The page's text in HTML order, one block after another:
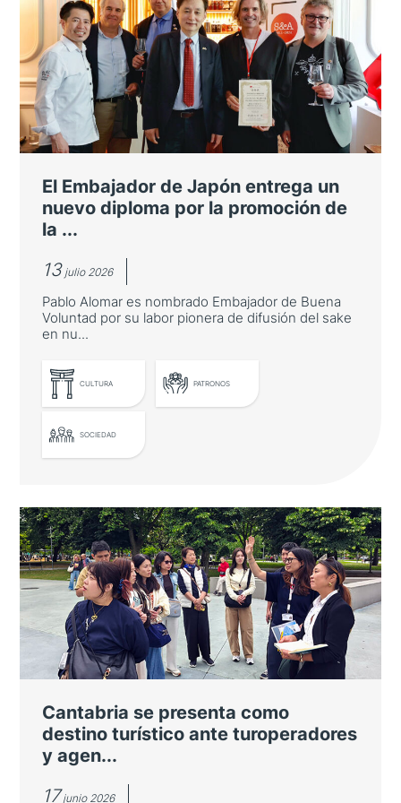
El Embajador de Japón entrega un
nuevo diploma por la promoción de
la ...
13 julio 2026
Pablo Alomar es nombrado Embajador de Buena
Voluntad por su labor pionera de difusión del sake
en nu...
CULTURA PATRONOS
SOCIEDAD
El Embajador de Japón entrega un
nuevo diploma por la promoción de
la gastronomía japonesa
Pablo Alomar es nombrado Embajador de
Buena Voluntad por su labor pionera de
difusión del sake en nuestro país
Cantabria se presenta como
destino turístico ante turoperadores
y agen...
17 junio 2026